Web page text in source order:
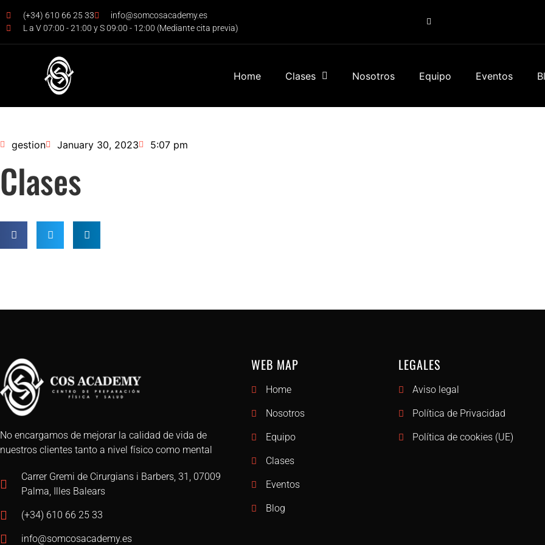
(+34) 610 66 25 33
info@somcosacademy.es
L a V 07:00 - 21:00 y S 09:00 - 12:00 (Mediante cita previa)
Home Clases Nosotros Equipo Eventos
gestion January 30, 2023 5:07 pm
Clases
No encargamos de mejorar la calidad de vida de
nuestros clientes tanto a nivel físico como mental
Carrer Gremi de Cirurgians i Barbers, 31, 07009
Palma, Illes Balears
(+34) 610 66 25 33
info@somcosacademy.es
WEB MAP
Home
Nosotros
Equipo
Clases
Eventos
Blog
LEGALES
Aviso legal
Política de Privacidad
Política de cookies (UE)